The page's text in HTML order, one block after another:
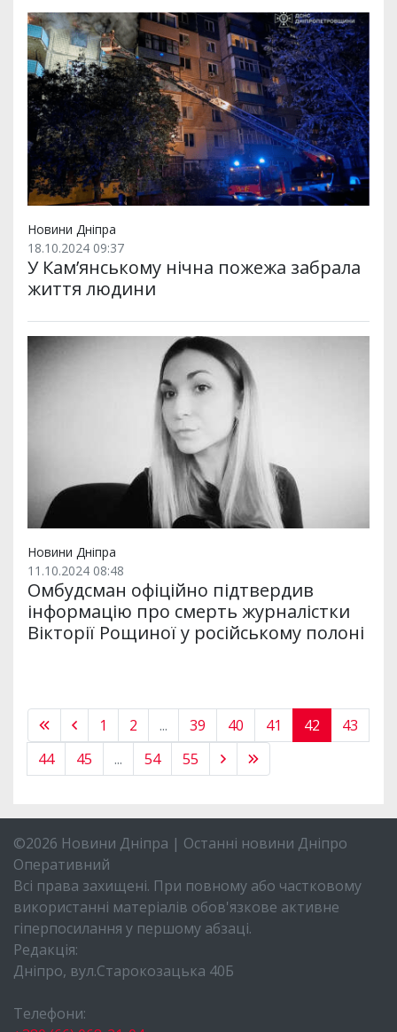
Новини Дніпра
18.10.2024 09:37
У Кам’янському нічна пожежа забрала
життя людини
Новини Дніпра
11.10.2024 08:48
Омбудсман офіційно підтвердив
інформацію про смерть журналістки
Вікторії Рощиної у російському полоні
1 2 ... 39 40 41 42
43
44
45 ... 54 55
©2026 Новини Дніпра | Останні новини Дніпро
Оперативний
Всі права захищені. При повному або частковому
використанні матеріалів обов'язкове активне
гіперпосилання у першому абзаці.
Редакція:
Дніпро, вул.Старокозацька 40Б
Телефони: